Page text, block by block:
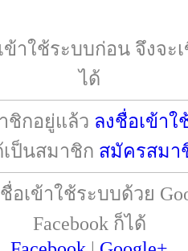
ข้าใช้ระบบก่อน จึงจะ
ได้
ชิกอยู่แล้ว ลงชื่อเข้าใ
เป็นสมาชิก สมัครสมา
อเข้าใช้ระบบด้วย
Facebook ก็ได้